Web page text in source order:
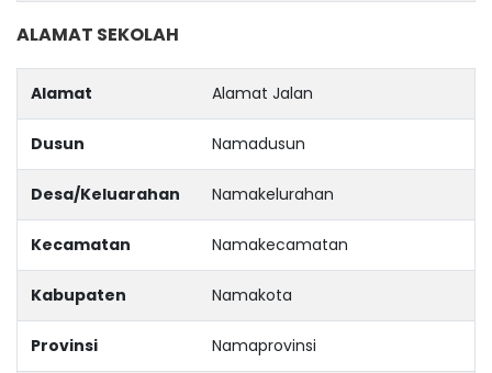
ALAMAT SEKOLAH
Alamat Alamat Jalan
Dusun Namadusun
Desa/Keluarahan Namakelurahan
Kecamatan Namakecamatan
Kabupaten Namakota
Provinsi Namaprovinsi